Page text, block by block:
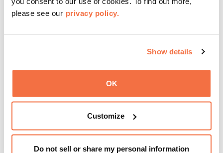
please see our privacy policy.
Show details
OK
Customize
Do not sell or share my personal information